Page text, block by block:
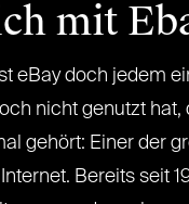
mit
eBay doch jedem
nicht genutzt hat,
gehört: Einer der
Bereits seit